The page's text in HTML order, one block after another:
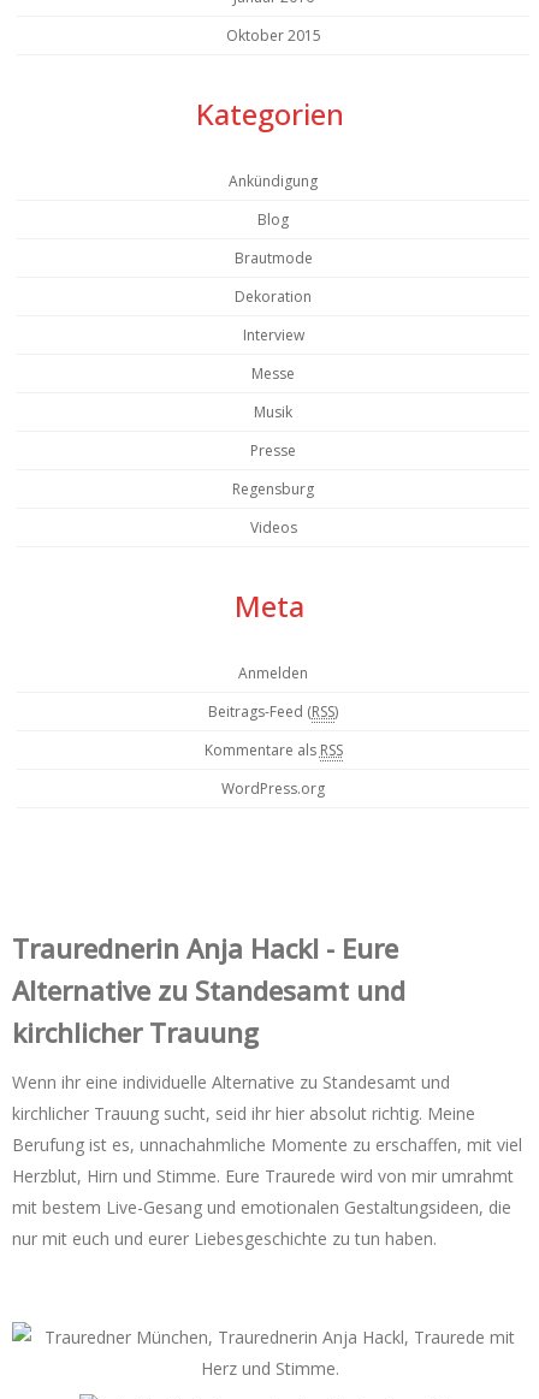
Oktober 2015
Kategorien
Ankündigung
Blog
Brautmode
Dekoration
Interview
Messe
Musik
Presse
Regensburg
Videos
Meta
Anmelden
Beitrags-Feed (RSS)
Kommentare als RSS
WordPress.org
Trauredner‌in Anja Hackl - Eure
Alternative zu Standesamt und
kirchlicher Trauung
Wenn ihr eine individuelle Alternative zu Standesamt und
kirchlicher Trauung sucht, seid ihr hier absolut richtig. Meine
Berufung ist es, unnachahmliche Momente zu erschaffen, mit viel
Herzblut, Hirn und Stimme. Eure Traurede wird von mir umrahmt
mit bestem Live-Gesang und emotionalen Gestaltungsideen, die
nur mit euch und eurer Liebesgeschichte zu tun haben.